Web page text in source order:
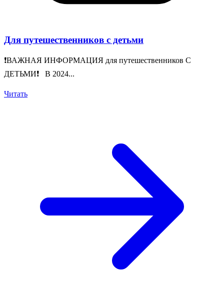
Для путешественников с детьми
❗️ВАЖНАЯ ИНФОРМАЦИЯ для путешественников С
ДЕТЬМИ❗️ В 2024...
Читать